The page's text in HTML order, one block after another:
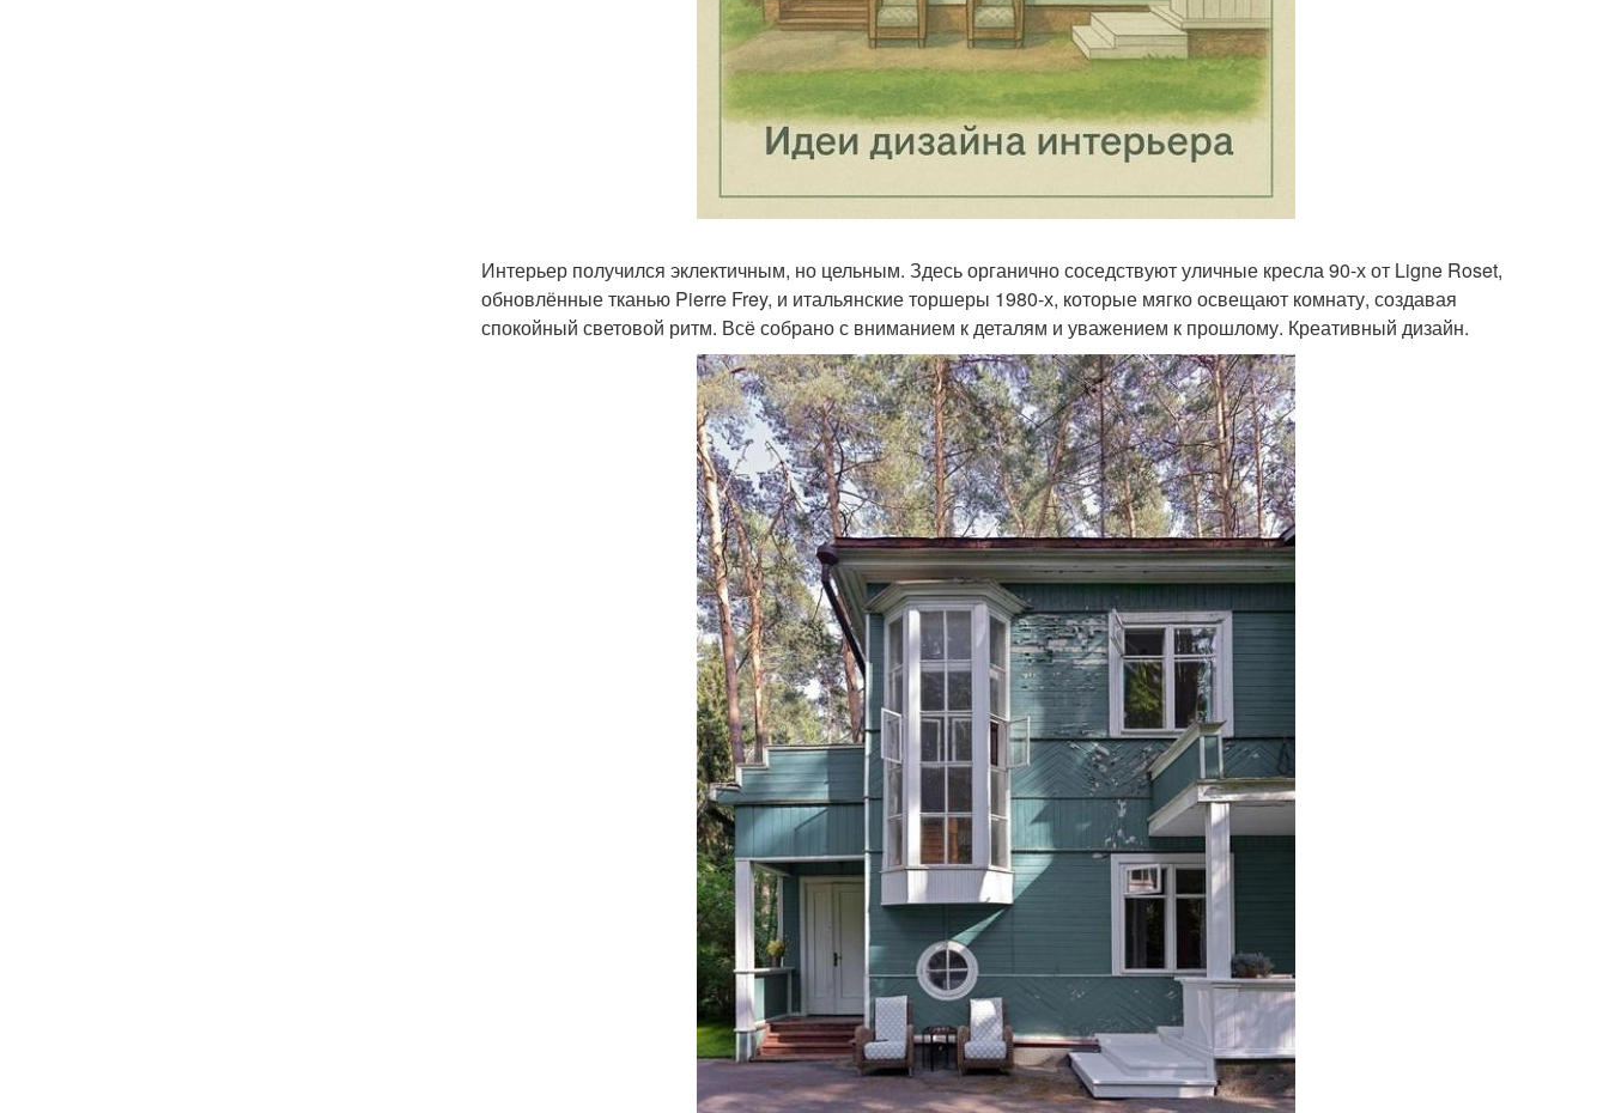
Интерьер получился эклектичным, но цельным. Здесь органично соседствуют уличные кресла 90-х от Ligne Roset,
обновлённые тканью Pierre Frey, и итальянские торшеры 1980-х, которые мягко освещают комнату, создавая
спокойный световой ритм. Всё собрано с вниманием к деталям и уважением к прошлому. Креативный дизайн.